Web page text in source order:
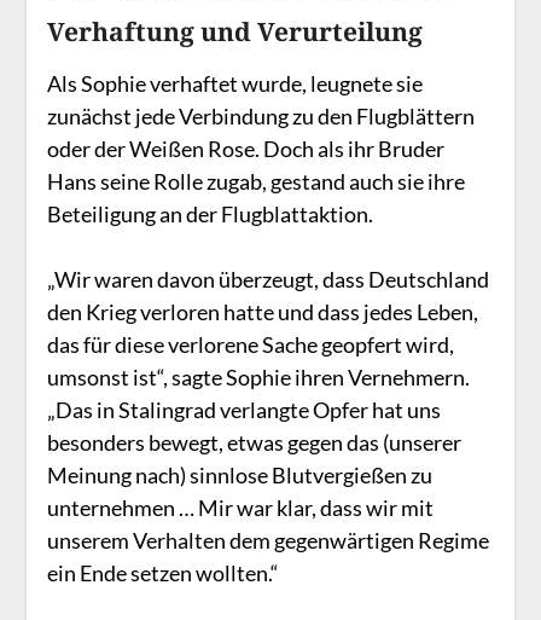
Verhaftung und Verurteilung
Als Sophie verhaftet wurde, leugnete sie
zunächst jede Verbindung zu den Flugblättern
oder der Weißen Rose. Doch als ihr Bruder
Hans seine Rolle zugab, gestand auch sie ihre
Beteiligung an der Flugblattaktion.
„Wir waren davon überzeugt, dass Deutschland
den Krieg verloren hatte und dass jedes Leben,
das für diese verlorene Sache geopfert wird,
umsonst ist“, sagte Sophie ihren Vernehmern.
„Das in Stalingrad verlangte Opfer hat uns
besonders bewegt, etwas gegen das (unserer
Meinung nach) sinnlose Blutvergießen zu
unternehmen … Mir war klar, dass wir mit
unserem Verhalten dem gegenwärtigen Regime
ein Ende setzen wollten.“